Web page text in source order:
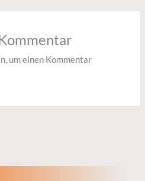
um einen Kommentar